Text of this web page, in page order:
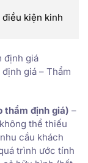
kiện kinh
giá – Thẩm
thẩm định giá) –
thể thiếu
cầu khách
trình ước tính